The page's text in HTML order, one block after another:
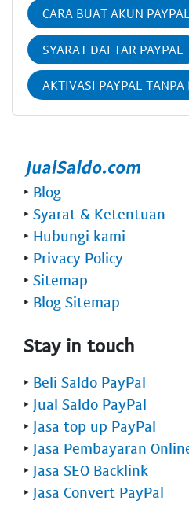
CARA BUAT AKUN PAYPAL
SYARAT DAFTAR PAYPAL
AKTIVASI PAYPAL TANPA
‣ Blog
‣ Syarat & Ketentuan
‣ Hubungi kami
‣ Privacy Policy
‣ Sitemap
‣ Blog Sitemap
Stay in touch
‣ Beli Saldo PayPal
‣ Jual Saldo PayPal
‣ Jasa top up PayPal
‣ Jasa Pembayaran
‣ Jasa SEO Backlink
‣ Jasa Convert PayPal